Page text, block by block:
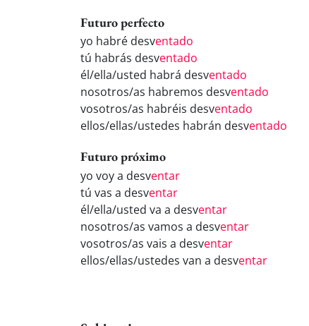
Futuro perfecto
yo habré desventado
tú habrás desventado
él/ella/usted habrá desventado
nosotros/as habremos desventado
vosotros/as habréis desventado
ellos/ellas/ustedes habrán desventado
Futuro próximo
yo voy a desventar
tú vas a desventar
él/ella/usted va a desventar
nosotros/as vamos a desventar
vosotros/as vais a desventar
ellos/ellas/ustedes van a desventar